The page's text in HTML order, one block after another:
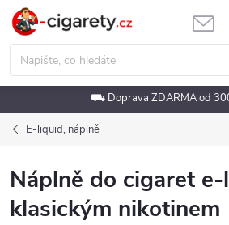
Přejít
obsah
⛟ Doprava ZDARMA od
E-liquid, náplně
Náplně do cigaret
klasickým nikotinem